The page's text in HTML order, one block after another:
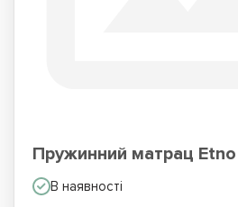
Пружинний матрац Etno
В наявності